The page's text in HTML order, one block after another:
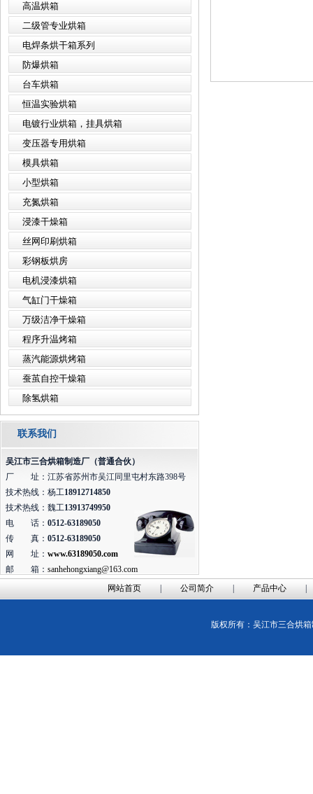
高温烘箱
二级管专业烘箱
电焊条烘干箱系列
防爆烘箱
台车烘箱
恒温实验烘箱
电镀行业烘箱，挂具烘箱
变压器专用烘箱
模具烘箱
小型烘箱
充氮烘箱
浸漆干燥箱
丝网印刷烘箱
彩钢板烘房
电机浸漆烘箱
气缸门干燥箱
万级洁净干燥箱
程序升温烤箱
蒸汽能源烘烤箱
蚕茧自控干燥箱
除氢烘箱
联系我们
吴江市三合烘箱制造厂（普通合伙）
厂 址：江苏省苏州市吴江同里屯村东路398号
技术热线：杨工18912714850
技术热线：魏工13913749950
电 话： 0512-63189050
传 真： 0512-63189050
网 址： www.63189050.com
邮 箱： sanhehongxiang@163.com
网站首页 公司简介 产品中心
版权所有：吴江市三合烘